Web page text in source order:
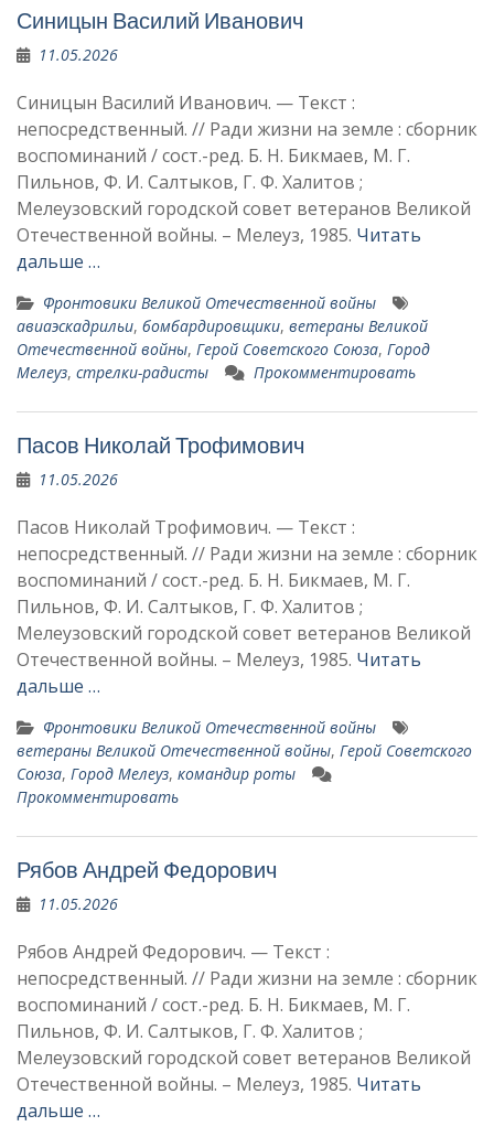
Синицын Василий Иванович
11.05.2026
Синицын Василий Иванович. — Текст :
непосредственный. // Ради жизни на земле : сборник
воспоминаний / сост.-ред. Б. Н. Бикмаев, М. Г.
Пильнов, Ф. И. Салтыков, Г. Ф. Халитов ;
Мелеузовский городской совет ветеранов Великой
Отечественной войны. – Мелеуз, 1985. Читать
дальше …
Фронтовики Великой Отечественной войны
авиаэскадрильи, бомбардировщики, ветераны Великой
Отечественной войны, Герой Советского Союза, Город
Мелеуз, стрелки-радисты Прокомментировать
Пасов Николай Трофимович
11.05.2026
Пасов Николай Трофимович. — Текст :
непосредственный. // Ради жизни на земле : сборник
воспоминаний / сост.-ред. Б. Н. Бикмаев, М. Г.
Пильнов, Ф. И. Салтыков, Г. Ф. Халитов ;
Мелеузовский городской совет ветеранов Великой
Отечественной войны. – Мелеуз, 1985. Читать
дальше …
Фронтовики Великой Отечественной войны
ветераны Великой Отечественной войны, Герой Советского
Союза, Город Мелеуз, командир роты
Прокомментировать
Рябов Андрей Федорович
11.05.2026
Рябов Андрей Федорович. — Текст :
непосредственный. // Ради жизни на земле : сборник
воспоминаний / сост.-ред. Б. Н. Бикмаев, М. Г.
Пильнов, Ф. И. Салтыков, Г. Ф. Халитов ;
Мелеузовский городской совет ветеранов Великой
Отечественной войны. – Мелеуз, 1985. Читать
дальше …